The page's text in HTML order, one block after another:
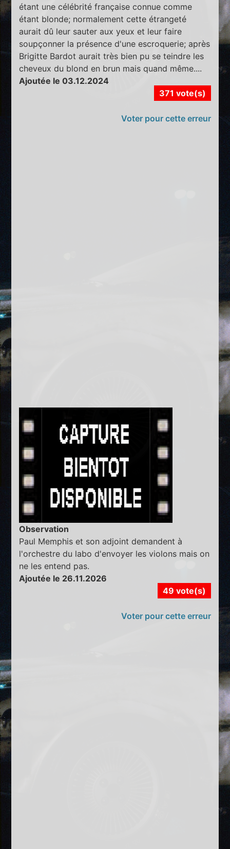
étant une célébrité française connue comme
étant blonde; normalement cette étrangeté
aurait dû leur sauter aux yeux et leur faire
soupçonner la présence d'une escroquerie; après
Brigitte Bardot aurait très bien pu se teindre les
cheveux du blond en brun mais quand même....
Ajoutée le 03.12.2024
371 vote(s)
Voter pour cette erreur
Observation
Paul Memphis et son adjoint demandent à
l'orchestre du labo d'envoyer les violons mais on
ne les entend pas.
Ajoutée le 26.11.2026
49 vote(s)
Voter pour cette erreur